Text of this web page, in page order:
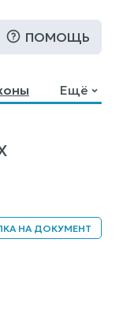
ПОМОЩЬ
Ещё
НА ДОКУМЕНТ